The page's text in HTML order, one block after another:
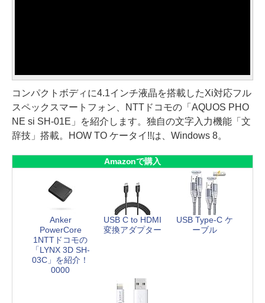
コンパクトボディに4.1インチ液晶を搭載したXi対応フル
スペックスマートフォン、NTTドコモの「AQUOS PHO
NE si SH-01E」を紹介します。独自の文字入力機能「文
辞技」搭載。HOW TO ケータイ!!は、Windows 8。
Amazonで購入
Anker
PowerCore
1NTTドコモの
「LYNX 3D SH-
03C」を紹介！
0000
USB C to HDMI
変換アダプター
USB Type-C ケ
ーブル